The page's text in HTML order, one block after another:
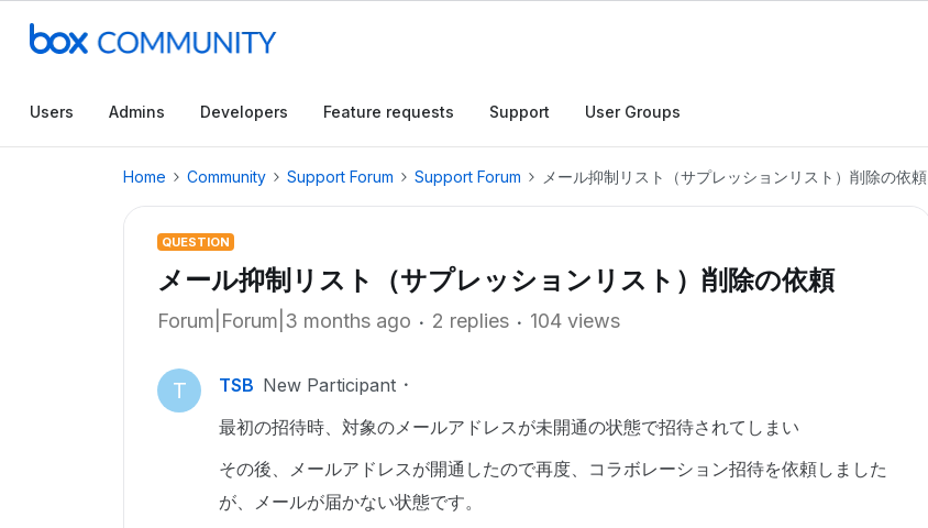
Users Admins Developers Feature requests Support User Groups
Home Community Support Forum Support Forum メール抑制リスト（サプレッションリスト）削除の依頼
QUESTION
メール抑制リスト（サプレッションリスト）削除の依頼
Forum|Forum|3 months ago 2 replies 104 views
T TSB New Participant
最初の招待時、対象のメールアドレスが未開通の状態で招待されてしまい
その後、メールアドレスが開通したので再度、コラボレーション招待を依頼しました
が、メールが届かない状態です。